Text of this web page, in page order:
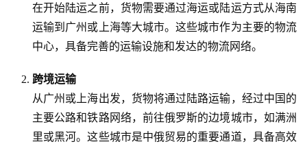
在开始陆运之前，货物需要通过海运或陆运方式从海南
运输到广州或上海等大城市。这些城市作为主要的物流
中心，具备完善的运输设施和发达的物流网络。
跨境运输
从广州或上海出发，货物将通过陆路运输，经过中国的
主要公路和铁路网络，前往俄罗斯的边境城市，如满洲
里或黑河。这些城市是中俄贸易的重要通道，具备高效